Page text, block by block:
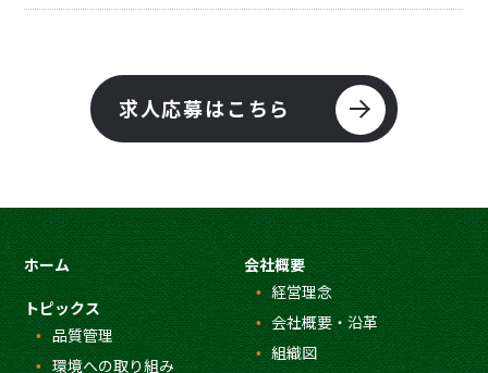
求人応募はこちら
ホーム
トピックス
品質管理
環境への取り組み
会社概要
経営理念
会社概要・沿革
組織図